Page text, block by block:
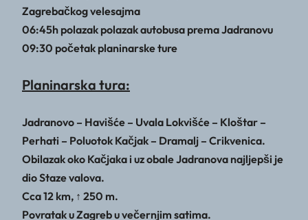
Zagrebačkog velesajma
06:45h polazak polazak autobusa prema Jadranovu
09:30 početak planinarske ture
Planinarska tura:
Jadranovo – Havišće – Uvala Lokvišće – Kloštar –
Perhati – Poluotok Kačjak – Dramalj – Crikvenica.
Obilazak oko Kačjaka i uz obale Jadranova najljepši je
dio Staze valova.
Cca 12 km, ↑ 250 m.
Povratak u Zagreb u večernjim satima.